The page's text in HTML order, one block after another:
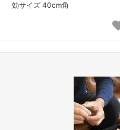
効サイズ 40cm角